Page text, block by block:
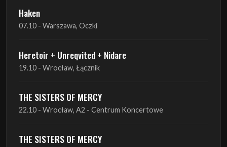
Heretoir + Unreqvited + Nidare
THE SISTERS OF MERCY
22.10 - Wrocław, A2 - Centrum Koncertowe
THE SISTERS OF MERCY
Lone Assembly